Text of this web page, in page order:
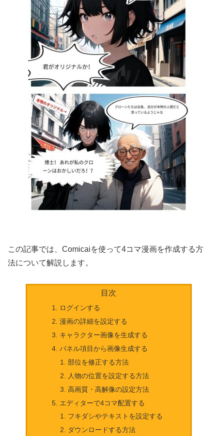
この記事では、Comicaiを使って4コマ漫画を作成する方
法について解説します。
目次
ログインする
漫画の詳細を設定する
キャラクター画像を生成する
パネル項目から画像生成する
部位を修正する方法
人物の位置を設定する方法
高画質・高解像の設定方法
エディターで4コマ配置する
フキダシやテキストを設定する
ダウンロードする方法